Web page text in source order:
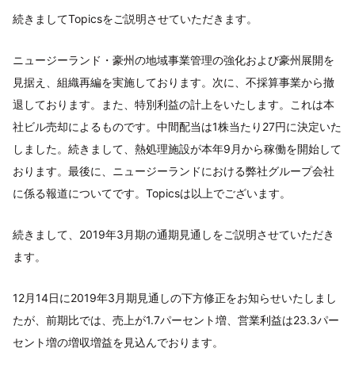
続きましてTopicsをご説明させていただきます。
ニュージーランド・豪州の地域事業管理の強化および豪州展開を
見据え、組織再編を実施しております。次に、不採算事業から撤
退しております。また、特別利益の計上をいたします。これは本
社ビル売却によるものです。中間配当は1株当たり27円に決定いた
しました。続きまして、熱処理施設が本年9月から稼働を開始して
おります。最後に、ニュージーランドにおける弊社グループ会社
に係る報道についてです。Topicsは以上でございます。
続きまして、2019年3月期の通期見通しをご説明させていただき
ます。
12月14日に2019年3月期見通しの下方修正をお知らせいたしまし
たが、前期比では、売上が1.7パーセント増、営業利益は23.3パー
セント増の増収増益を見込んでおります。